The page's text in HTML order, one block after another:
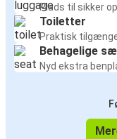
Plads til sikker
Toiletter
Praktisk
Behagelige
Nyd ekstra